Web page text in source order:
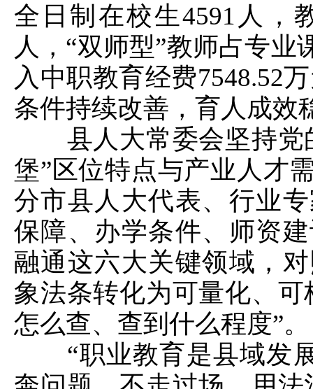
全日制在校生4591人，
人，“双师型”教师占专业
入中职教育经费7548.52
条件持续改善，育人成效
县人大常委会坚持党
堡”区位特点与产业人才
分市县人大代表、行业
保障、办学条件、师资
融通这六大关键领域，
象法条转化为可量化、
怎么查、查到什么程度”。
“职业教育是县域发展